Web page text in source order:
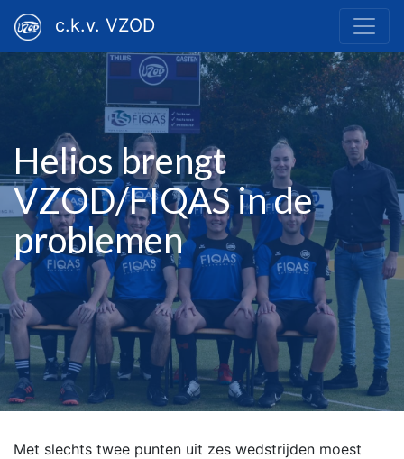
c.k.v. VZOD
Helios brengt
VZOD/FIQAS in de
problemen
Met slechts twee punten uit zes wedstrijden moest